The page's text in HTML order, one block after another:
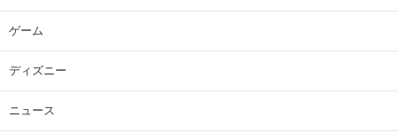
ゲーム
ディズニー
ニュース